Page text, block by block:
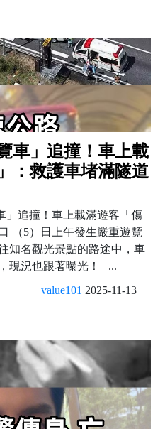
車」追撞！車上載
：救護車堵滿隧道
」追撞！車上載滿遊客「傷
（5）日上午發生嚴重遊覽
知名觀光景點的路途中，車
現況也跟著曝光！ ...
value101 2025-11-13